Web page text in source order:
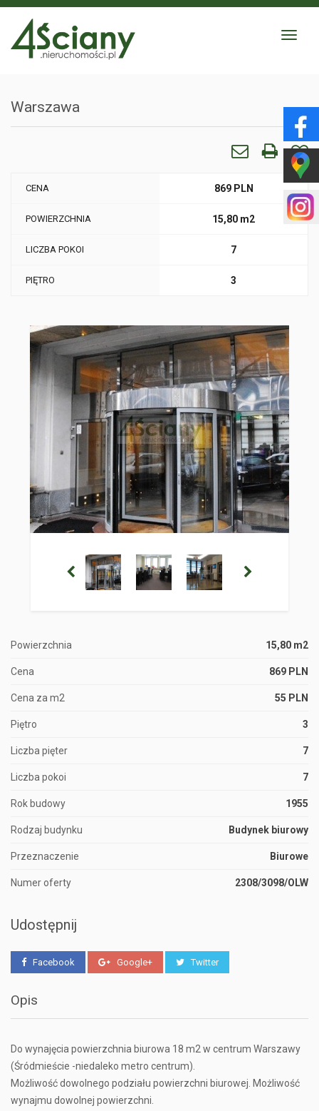
Toggle
Warszawa
CENA 869 PLN
POWIERZCHNIA 15,80 m2
LICZBA POKOI 7
PIĘTRO 3
Powierzchnia 15,80 m2
Cena 869 PLN
Cena za m2 55 PLN
Piętro 3
Liczba pięter 7
Liczba pokoi 7
Rok budowy 1955
Rodzaj budynku Budynek biurowy
Przeznaczenie Biurowe
Numer oferty 2308/3098/OLW
Udostępnij
Facebook Google+ Twitter
Opis
Do wynajęcia powierzchnia biurowa 18 m2 w centrum Warszawy
(Śródmieście -niedaleko metro centrum).
Możliwość dowolnego podziału powierzchni biurowej. Możliwość
wynajmu dowolnej powierzchni.